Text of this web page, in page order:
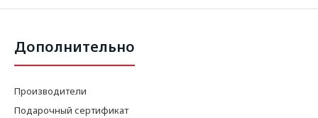
Дополнительно
Производители
Подарочный сертификат